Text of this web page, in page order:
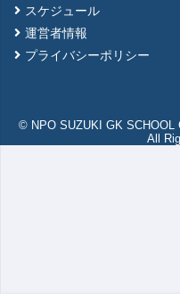
スケジュール
運営者情報
プライバシーポリシー
© NPO SUZUKI GK SCHOOL
All